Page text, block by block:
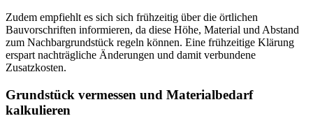
Zudem empfiehlt es sich sich frühzeitig über die örtlichen
Bauvorschriften informieren, da diese Höhe, Material und Abstand
zum Nachbargrundstück regeln können. Eine frühzeitige Klärung
erspart nachträgliche Änderungen und damit verbundene
Zusatzkosten.
Grundstück vermessen und Materialbedarf
kalkulieren